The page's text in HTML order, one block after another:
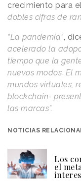
crecimiento para
dobles cifras de
“La pandemia”,
acelerado la
tiempo que la
nuevos modos. El
mundos virtuales,
blockchain-
las marcas”.
NOTICIAS
Los
el